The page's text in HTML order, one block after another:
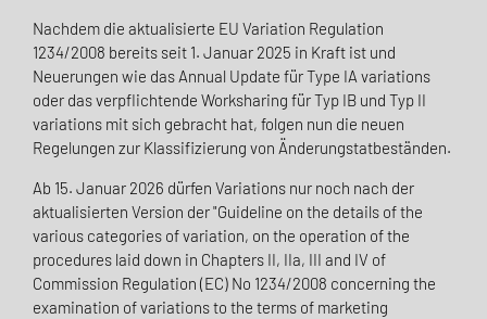
Nachdem die aktualisierte EU Variation Regulation
1234/2008 bereits seit 1. Januar 2025 in Kraft ist und
Neuerungen wie das Annual Update für Type IA variations
oder das verpflichtende Worksharing für Typ IB und Typ II
variations mit sich gebracht hat, folgen nun die neuen
Regelungen zur Klassifizierung von Änderungstatbeständen.
Ab 15. Januar 2026 dürfen Variations nur noch nach der
aktualisierten Version der "Guideline on the details of the
various categories of variation, on the operation of the
procedures laid down in Chapters II, IIa, III and IV of
Commission Regulation (EC) No 1234/2008 concerning the
examination of variations to the terms of marketing